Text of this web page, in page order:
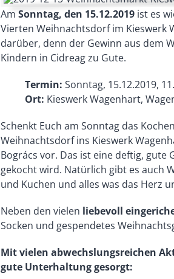
Am Sonntag, den 15.12.2019ist es
Vierten Weihnachtsdorf im Kieswerk
darüber, denn der Gewinn aus dem
Kindern in Cidreag zu Gute.
Termin: Sonntag, 15.12.2019,
Ort: Kieswerk Wagenhart,
Schenkt Euch am Sonntag das
Weihnachtsdorf ins Kieswerk
Bogrács vor. Das ist eine deftig, gute
gekocht wird. Natürlich gibt es auch
und Kuchen und alles was das Herz
Neben den vielen liebevoll
Socken und gespendetes
Mit vielen abwechslungsreichen
gute Unterhaltung gesorgt: